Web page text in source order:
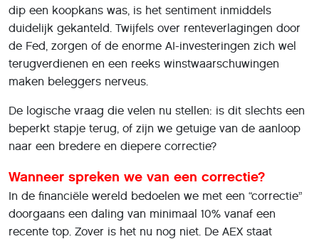
dip een koopkans was, is het sentiment inmiddels
duidelijk gekanteld. Twijfels over renteverlagingen door
de Fed, zorgen of de enorme AI-investeringen zich wel
terugverdienen en een reeks winstwaarschuwingen
maken beleggers nerveus.
De logische vraag die velen nu stellen: is dit slechts een
beperkt stapje terug, of zijn we getuige van de aanloop
naar een bredere en diepere correctie?
Wanneer spreken we van een correctie?
In de financiële wereld bedoelen we met een “correctie”
doorgaans een daling van minimaal 10% vanaf een
recente top. Zover is het nu nog niet. De AEX staat